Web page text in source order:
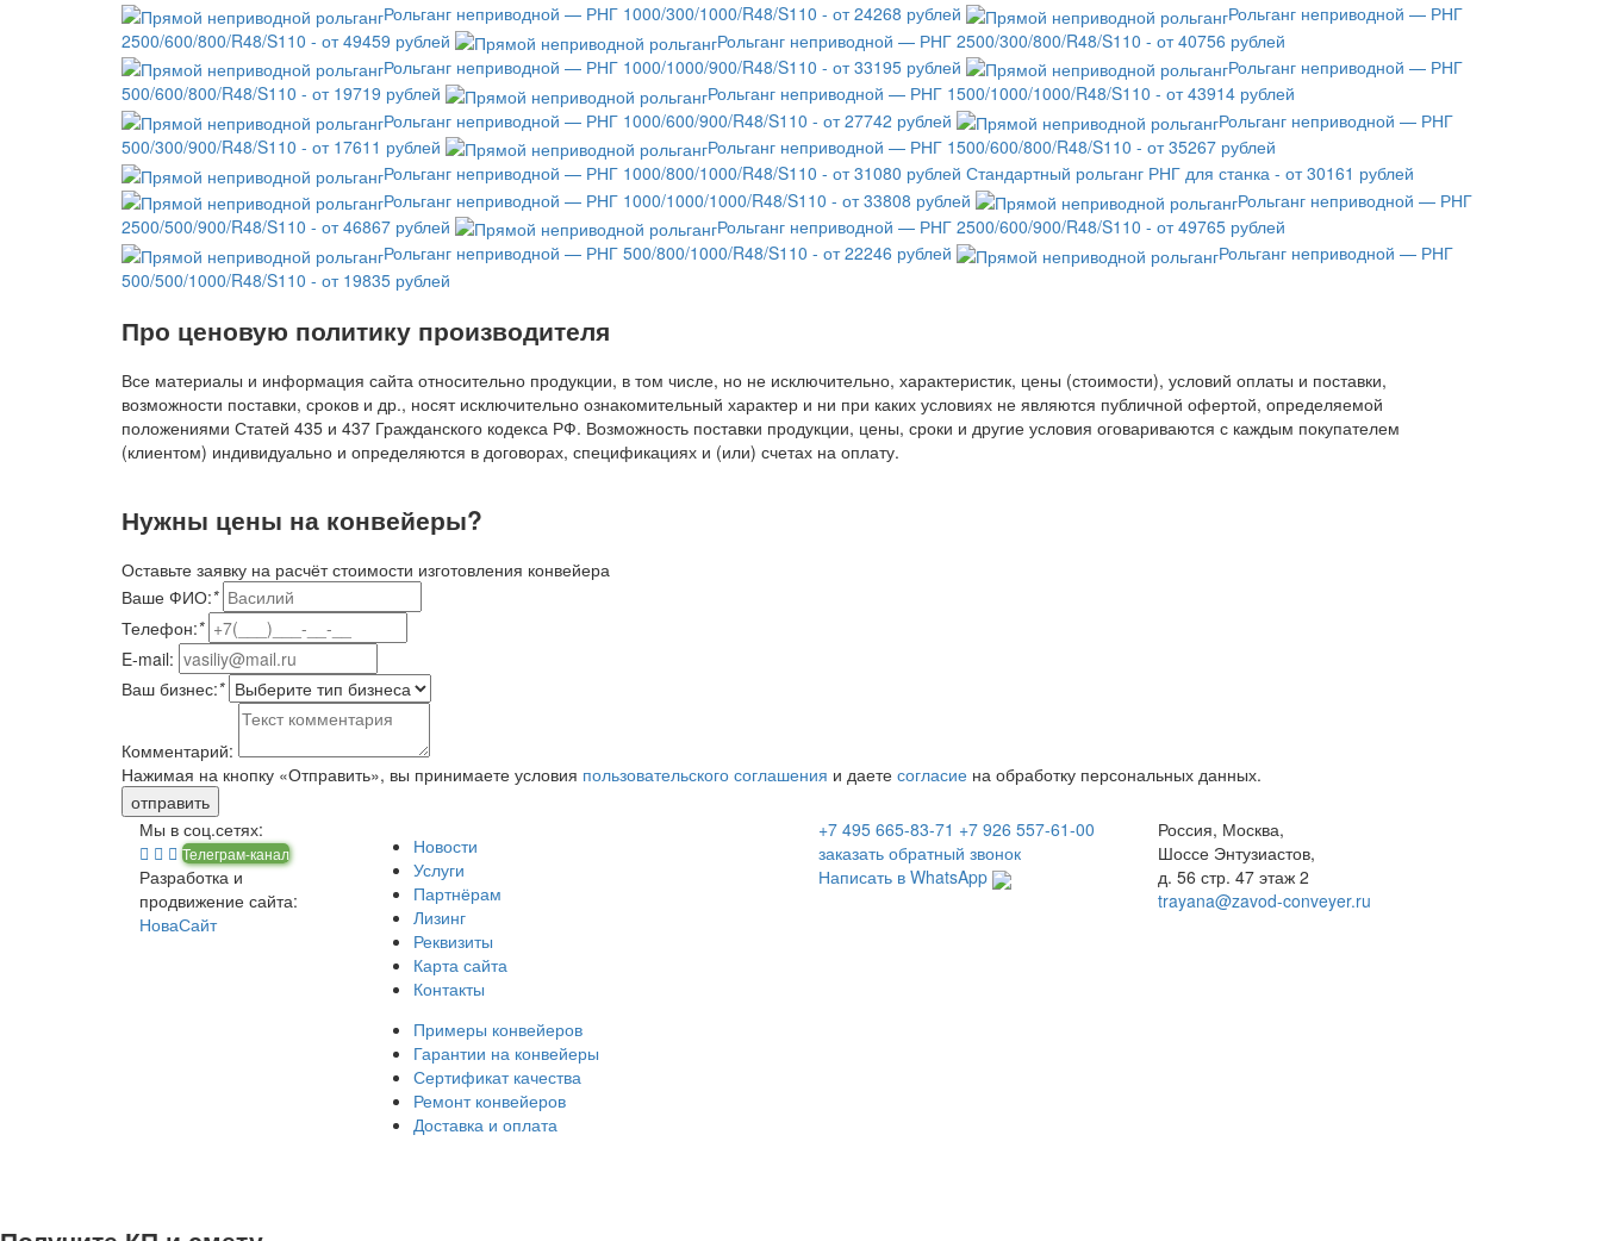
Рольганг неприводной — РНГ 1000/300/1000/R48/S110 - от 24268 рублей
Рольганг неприводной — РНГ
2500/600/800/R48/S110 - от 49459 рублей
Рольганг неприводной — РНГ 2500/300/800/R48/S110 - от 40756 рублей
Рольганг неприводной — РНГ 1000/1000/900/R48/S110 - от 33195 рублей
Рольганг неприводной — РНГ
500/600/800/R48/S110 - от 19719 рублей
Рольганг неприводной — РНГ 1500/1000/1000/R48/S110 - от 43914 рублей
Рольганг неприводной — РНГ 1000/600/900/R48/S110 - от 27742 рублей
Рольганг неприводной — РНГ
500/300/900/R48/S110 - от 17611 рублей
Рольганг неприводной — РНГ 1500/600/800/R48/S110 - от 35267 рублей
Рольганг неприводной — РНГ 1000/800/1000/R48/S110 - от 31080 рублей Стандартный рольганг РНГ для станка - от 30161 рублей
Рольганг неприводной — РНГ 1000/1000/1000/R48/S110 - от 33808 рублей
Рольганг неприводной — РНГ
2500/500/900/R48/S110 - от 46867 рублей
Рольганг неприводной — РНГ 2500/600/900/R48/S110 - от 49765 рублей
Рольганг неприводной — РНГ 500/800/1000/R48/S110 - от 22246 рублей
Рольганг неприводной — РНГ
500/500/1000/R48/S110 - от 19835 рублей
Про ценовую политику производителя
Все материалы и информация сайта относительно продукции, в том числе, но не исключительно, характеристик, цены (стоимости), условий оплаты и поставки,
возможности поставки, сроков и др., носят исключительно ознакомительный характер и ни при каких условиях не являются публичной офертой, определяемой
положениями Статей 435 и 437 Гражданского кодекса РФ. Возможность поставки продукции, цены, сроки и другие условия оговариваются с каждым покупателем
(клиентом) индивидуально и определяются в договорах, спецификациях и (или) счетах на оплату.
Нужны цены на конвейеры?
Оставьте заявку на расчёт стоимости изготовления конвейера
Ваше ФИО:*
Телефон:*
E-mail:
Ваш бизнес:*
Комментарий:
Нажимая на кнопку «Отправить», вы принимаете условия пользовательского соглашения и даете согласие на обработку персональных данных.
Мы в соц.сетях:
Телеграм-канал
Разработка и
продвижение сайта:
НоваСайт
Новости
Услуги
Партнёрам
Лизинг
Реквизиты
Карта сайта
Контакты
Примеры конвейеров
Гарантии на конвейеры
Сертификат качества
Ремонт конвейеров
Доставка и оплата
+7 495 665-83-71 +7 926 557-61-00
заказать обратный звонок
Написать в WhatsApp
Россия, Москва,
Шоссе Энтузиастов,
д. 56 стр. 47 этаж 2
trayana@zavod-conveyer.ru